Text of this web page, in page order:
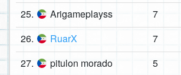
25. Arigameplayss 7
26. RuarX 7
27. pitulon morado 5